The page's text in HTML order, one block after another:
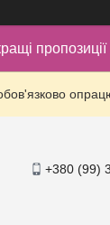
пропозиції
+380 (99)